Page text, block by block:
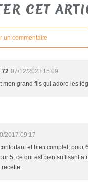
CET
un commentaire
72 07/12/2023 15:09
mon grand fils qui adore les
2017 09:17
et bien complet, pour
5, ce qui est bien suffisant à
recette.